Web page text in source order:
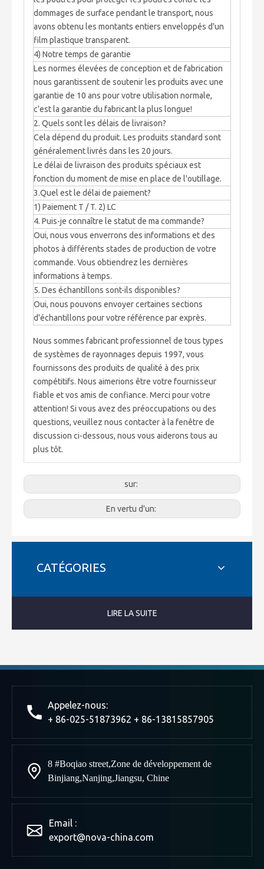
dommages de surface pendant le transport, nous
avons obtenu les montants entiers enveloppés d'un
film plastique transparent.
4) Notre temps de garantie
Les normes élevées de conception et de fabrication
nous garantissent de soutenir les produits avec une
garantie de 10 ans pour votre utilisation normale,
c'est la garantie du fabricant la plus longue!
2. Quels sont les délais de livraison?
Cela dépend du produit. Les produits standard sont
généralement livrés dans les 20 jours.
Le délai de livraison des produits spéciaux est
fonction du moment de mise en place de l'outillage.
3.Quel est le délai de paiement?
1) Paiement T / T. 2) LC
4. Puis-je connaître le statut de ma commande?
Oui, nous vous enverrons des informations et des
photos à différents stades de production de votre
commande. Vous obtiendrez les dernières
informations à temps.
5. Des échantillons sont-ils disponibles?
Oui, nous pouvons envoyer certaines sections
d'échantillons pour votre référence par exprès.
Nous sommes fabricant professionnel de tous types
de systèmes de rayonnages depuis 1997, vous
fournissons des produits de qualité à des prix
compétitifs. Nous aimerions être votre fournisseur
fiable et vos amis de confiance. Merci pour votre
attention! Si vous avez des préoccupations ou des
questions, veuillez nous contacter à la fenêtre de
discussion ci-dessous, nous vous aiderons tous au
plus tôt.
sur:
En vertu d'un:
CATÉGORIES
LIRE LA SUITE
Appelez-nous:
+ 86-025-51873962 + 86-13815857905
8 #Boqiao street,Zone de développement de
Binjiang,Nanjing,Jiangsu, Chine
Email :
export@nova-china.com